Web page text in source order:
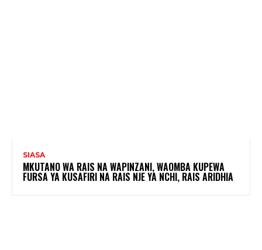
SIASA
MKUTANO WA RAIS NA WAPINZANI, WAOMBA KUPEWA
FURSA YA KUSAFIRI NA RAIS NJE YA NCHI, RAIS ARIDHIA